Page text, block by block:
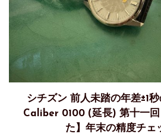
シチズン 前人未踏の年差±1
Caliber 0100 (延長) 第十一回
た】年末の精度チェ